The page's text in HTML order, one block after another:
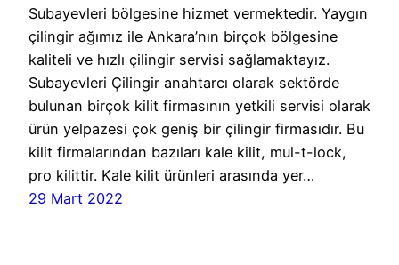
Subayevleri bölgesine hizmet vermektedir. Yaygın
çilingir ağımız ile Ankara’nın birçok bölgesine
kaliteli ve hızlı çilingir servisi sağlamaktayız.
Subayevleri Çilingir anahtarcı olarak sektörde
bulunan birçok kilit firmasının yetkili servisi olarak
ürün yelpazesi çok geniş bir çilingir firmasıdır. Bu
kilit firmalarından bazıları kale kilit, mul-t-lock,
pro kilittir. Kale kilit ürünleri arasında yer…
29 Mart 2022